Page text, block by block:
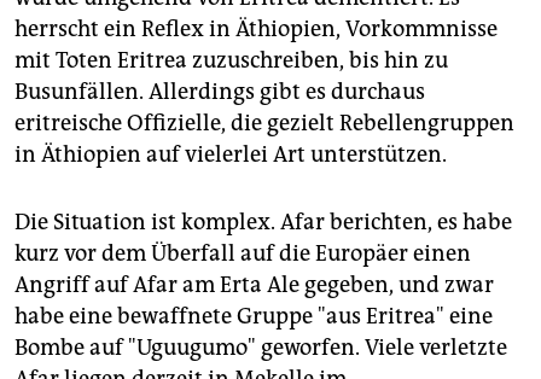
herrscht ein Reflex in Äthiopien, Vorkommnisse
mit Toten Eritrea zuzuschreiben, bis hin zu
Busunfällen. Allerdings gibt es durchaus
eritreische Offizielle, die gezielt Rebellengruppen
in Äthiopien auf vielerlei Art unterstützen.
Die Situation ist komplex. Afar berichten, es habe
kurz vor dem Überfall auf die Europäer einen
Angriff auf Afar am Erta Ale gegeben, und zwar
habe eine bewaffnete Gruppe "aus Eritrea" eine
Bombe auf "Uguugumo" geworfen. Viele verletzte